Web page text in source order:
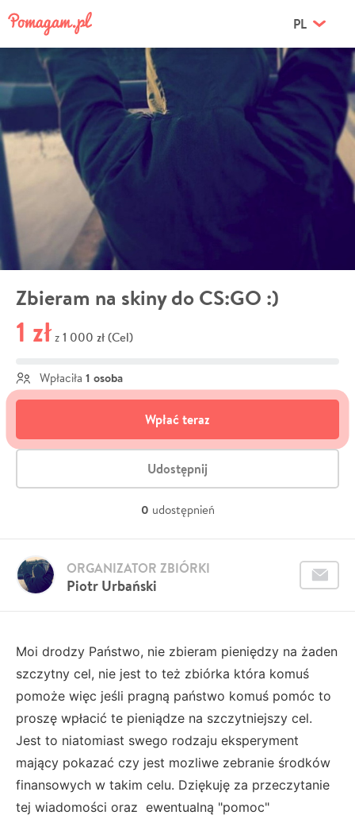
PL
Zbieram na skiny do CS:GO :)
1 zł z 1 000 zł (Cel)
Wpłaciła 1 osoba
Wpłać teraz
Udostępnij
0 udostępnień
Piotr Urbański
ORGANIZATOR ZBIÓRKI
Moi drodzy Państwo, nie zbieram pieniędzy na żaden
szczytny cel, nie jest to też zbiórka która komuś
pomoże więc jeśli pragną państwo komuś pomóc to
proszę wpłacić te pieniądze na szczytniejszy cel.
Jest to niatomiast swego rodzaju eksperyment
mający pokazać czy jest mozliwe zebranie środków
finansowych w takim celu. Dziękuję za przeczytanie
tej wiadomości oraz ewentualną "pomoc"